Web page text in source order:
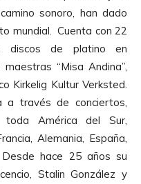
sonoro, han dado
mundial. Cuenta con 22
discos de platino en
“Misa Andina”,
Kirkelig Kultur Verksted.
a través de conciertos,
América del Sur,
Alemania, España,
hace 25 años su
Stalin González y